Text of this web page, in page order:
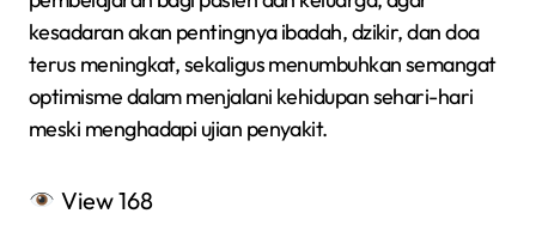
kesadaran akan pentingnya ibadah, dzikir, dan doa
terus meningkat, sekaligus menumbuhkan semangat
optimisme dalam menjalani kehidupan sehari-hari
meski menghadapi ujian penyakit.
View168